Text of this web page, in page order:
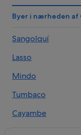
Byer i nærheden af
Sangolquí
Lasso
Mindo
Tumbaco
Cayambe